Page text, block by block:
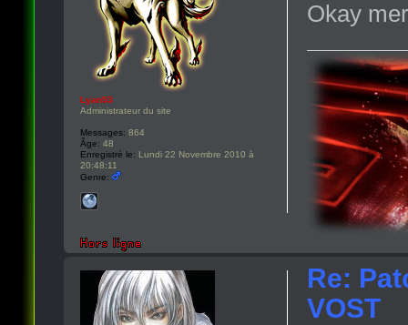
Okay
Lyan53
Administrateur du site
Messages: 864
Âge: 48
Enregistré le: Lundi 22 Novembre 2010 à
20:48:11
Genre:
Re:
VOST